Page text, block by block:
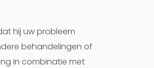
hij uw probleem
behandelingen of
in combinatie met